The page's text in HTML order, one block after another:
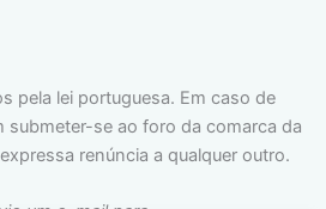
pela lei portuguesa. Em caso de
submeter-se ao foro da comarca da
renúncia a qualquer outro.